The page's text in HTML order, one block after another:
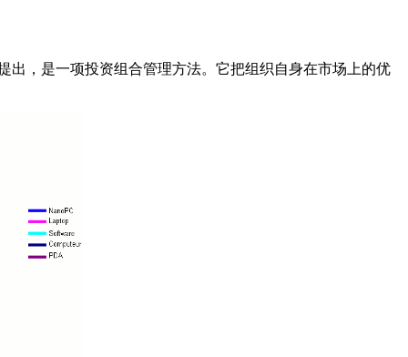
出，是一项投资组合管理方法。它把组织自身在市场上的优